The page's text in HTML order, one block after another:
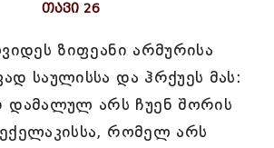
თავი 26
ზიფეანი არმურისა
საულისსა და ჰრქუეს მას:
დამალულ არს ჩუენ შორის
რომელ არს